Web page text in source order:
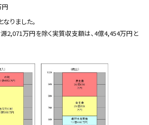
りました。
2,071万円を除く実質収支額は、4億4,454万円と